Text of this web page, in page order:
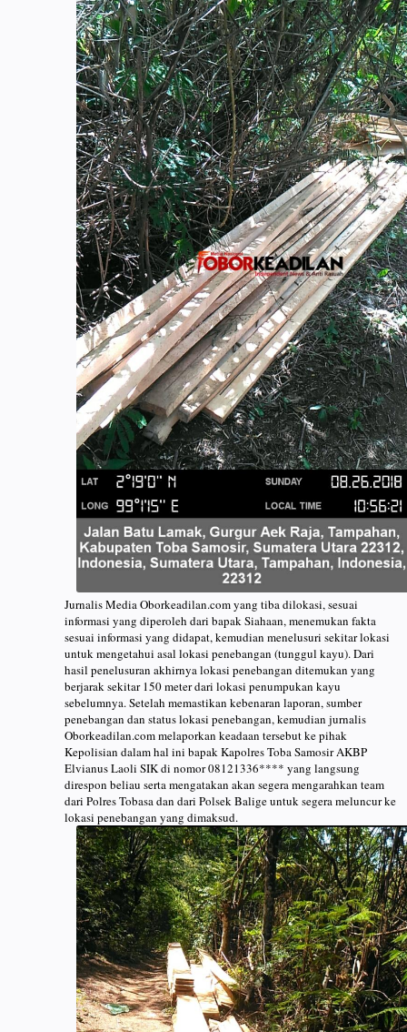
Jurnalis Media Oborkeadilan.com yang tiba dilokasi, sesuai
informasi yang diperoleh dari bapak Siahaan, menemukan fakta
sesuai informasi yang didapat, kemudian menelusuri sekitar lokasi
untuk mengetahui asal lokasi penebangan (tunggul kayu). Dari
hasil penelusuran akhirnya lokasi penebangan ditemukan yang
berjarak sekitar 150 meter dari lokasi penumpukan kayu
sebelumnya. Setelah memastikan kebenaran laporan, sumber
penebangan dan status lokasi penebangan, kemudian jurnalis
Oborkeadilan.com melaporkan keadaan tersebut ke pihak
Kepolisian dalam hal ini bapak Kapolres Toba Samosir AKBP
Elvianus Laoli SIK di nomor 08121336**** yang langsung
direspon beliau serta mengatakan akan segera mengarahkan team
dari Polres Tobasa dan dari Polsek Balige untuk segera meluncur ke
lokasi penebangan yang dimaksud.